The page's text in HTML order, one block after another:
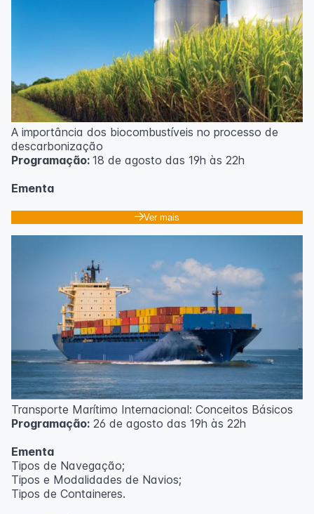
A importância dos biocombustíveis no processo de
descarbonização
Programação: 18 de agosto das 19h às 22h
Ementa
Classificação dos biocombustíveis. Culturas para
Tecnologias de produção de biodiesel.
Conceitos sobre biomassa de florestas energéticas.
Conceitos e fontes geradoras de biogás: Aterro
sanitário, estações de tratamento de esgoto e resíduos
agrícolas.
Biodigestores.
Usos e aplicações dos subprodutos da biodigestão.
Identificação das barreiras atuais à penetração de
tecnologia para biomassa; Biocombustíveis e transição
ecológica.
Metodologia
aulas ao vivo.
Outras informações
Ver mais
Transporte Marítimo Internacional: Conceitos Básicos
Programação: 26 de agosto das 19h às 22h
Ementa
Tipos de Navegação;
Tipos e Modalidades de Navios;
Tipos de Containeres.